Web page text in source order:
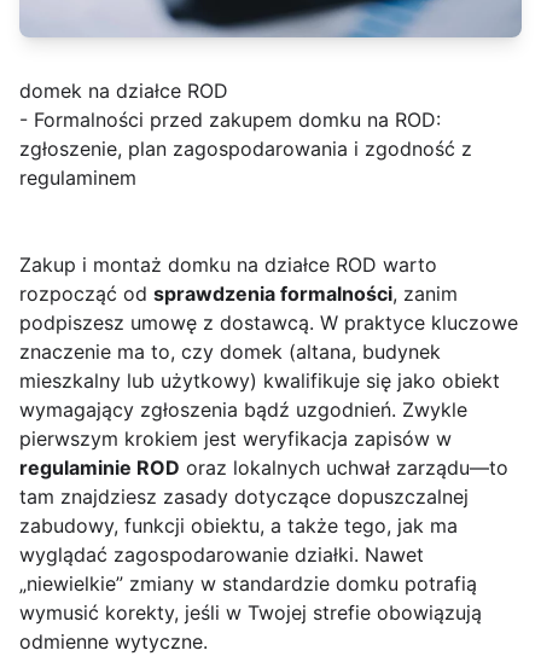
domek na działce ROD
- Formalności przed zakupem domku na ROD:
zgłoszenie, plan zagospodarowania i zgodność z
regulaminem
Zakup i montaż domku na działce ROD warto
rozpocząć od sprawdzenia formalności, zanim
podpiszesz umowę z dostawcą. W praktyce kluczowe
znaczenie ma to, czy domek (altana, budynek
mieszkalny lub użytkowy) kwalifikuje się jako obiekt
wymagający zgłoszenia bądź uzgodnień. Zwykle
pierwszym krokiem jest weryfikacja zapisów w
regulaminie ROD oraz lokalnych uchwał zarządu—to
tam znajdziesz zasady dotyczące dopuszczalnej
zabudowy, funkcji obiektu, a także tego, jak ma
wyglądać zagospodarowanie działki. Nawet
„niewielkie” zmiany w standardzie domku potrafią
wymusić korekty, jeśli w Twojej strefie obowiązują
odmienne wytyczne.